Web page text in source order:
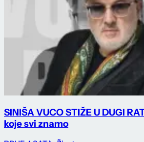
SINIŠA VUCO STIŽE U DUGI
koje svi znamo